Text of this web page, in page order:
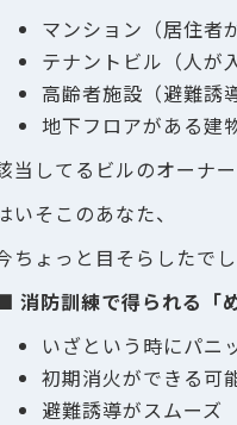
マンション（居住者
テナントビル（人が
高齢者施設（避難誘
地下フロアがある建
当してるビルのオーナー
いそこのあなた、
ちょっと目そらしたで
消防訓練で得られる「
いざという時にパニ
初期消火ができる可
避難誘導がスムーズ